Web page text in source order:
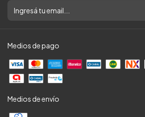
Medios de pago
Medios de envío